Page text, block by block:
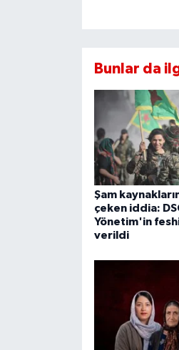
Bunlar da
Şam
çeken iddia:
Yönetim'in
verildi